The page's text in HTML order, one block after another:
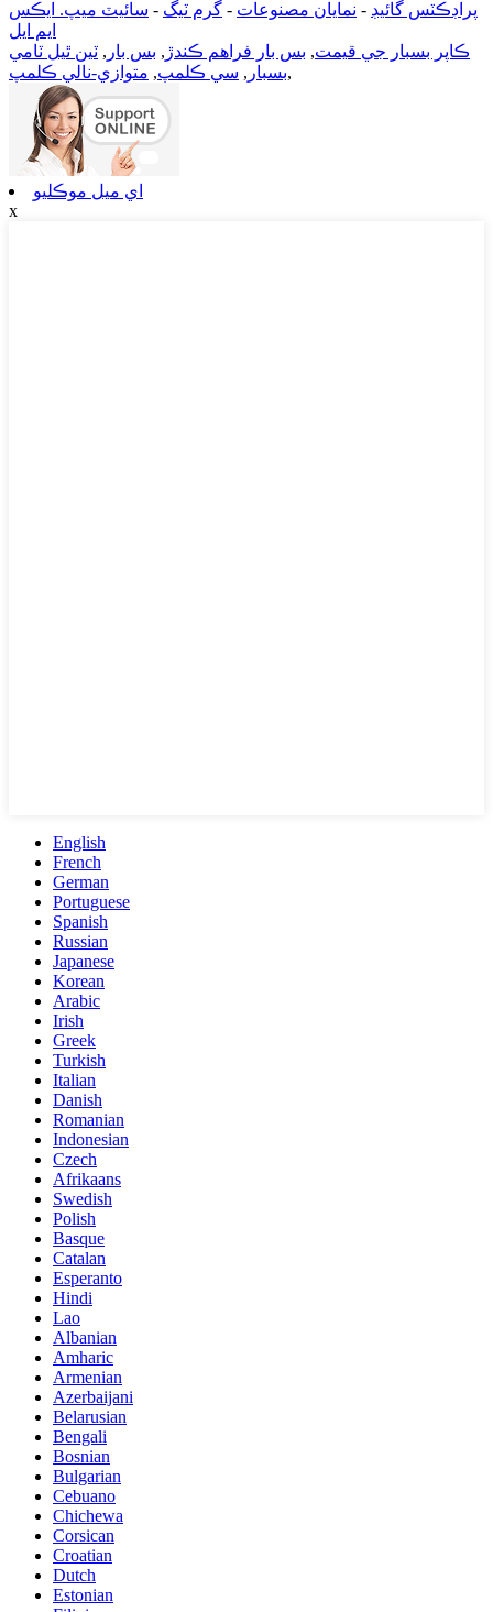
پراڊڪٽس گائيڊ - نمايان مصنوعات - گرم ٽيگ - سائيٽ ميپ. ايڪس
ايم ايل
ڪاپر بسبار جي قيمت, بس بار فراهم ڪندڙ , بس بار , ٽين ٿيل ٽامي
بسبار , سي ڪلمپ, متوازي-نالي ڪلمپ ,
اي ميل موڪليو
x
English
French
German
Portuguese
Spanish
Russian
Japanese
Korean
Arabic
Irish
Greek
Turkish
Italian
Danish
Romanian
Indonesian
Czech
Afrikaans
Swedish
Polish
Basque
Catalan
Esperanto
Hindi
Lao
Albanian
Amharic
Armenian
Azerbaijani
Belarusian
Bengali
Bosnian
Bulgarian
Cebuano
Chichewa
Corsican
Croatian
Dutch
Estonian